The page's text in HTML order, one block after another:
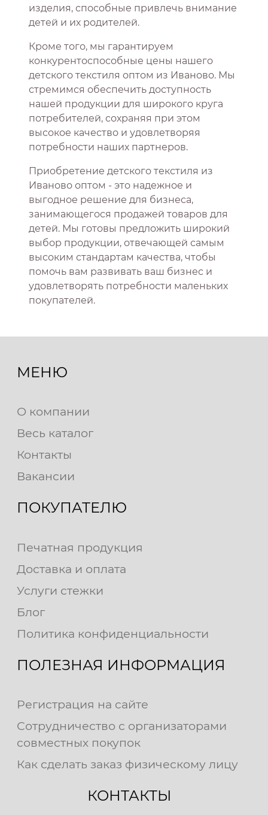
изделия, способные привлечь внимание
детей и их родителей.
Кроме того, мы гарантируем
конкурентоспособные цены нашего
детского текстиля оптом из Иваново. Мы
стремимся обеспечить доступность
нашей продукции для широкого круга
потребителей, сохраняя при этом
высокое качество и удовлетворяя
потребности наших партнеров.
Приобретение детского текстиля из
Иваново оптом - это надежное и
выгодное решение для бизнеса,
занимающегося продажей товаров для
детей. Мы готовы предложить широкий
выбор продукции, отвечающей самым
высоким стандартам качества, чтобы
помочь вам развивать ваш бизнес и
удовлетворять потребности маленьких
покупателей.
МЕНЮ
О компании
Весь каталог
Контакты
Вакансии
ПОКУПАТЕЛЮ
Печатная продукция
Доставка и оплата
Услуги стежки
Блог
Политика конфиденциальности
ПОЛЕЗНАЯ ИНФОРМАЦИЯ
Регистрация на сайте
Сотрудничество с организаторами
совместных покупок
Как сделать заказ физическому лицу
КОНТАКТЫ